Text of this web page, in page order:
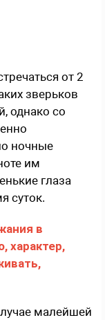
от 2
зверьков
однако со
ночные
им
глаза
суток.
малейшей